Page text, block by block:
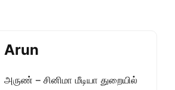
Arun
அருண் – சினிமா மீடியா துறையில்